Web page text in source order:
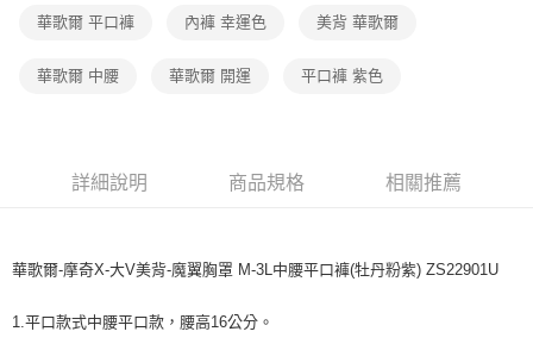
付款後7-11取貨
每筆NT$80，滿NT$1,000(含以上)免運費
付款後門市自取
華歌爾 平口褲 內褲 幸運色 美背 華歌爾
華歌爾 中腰 華歌爾 開運 平口褲 紫色
詳細說明 商品規格 相關推薦
華歌爾-摩奇X-大V美背-魔翼胸罩 M-3L中腰平口褲(牡丹粉紫) ZS22901U
1.平口款式中腰平口款，腰高16公分。